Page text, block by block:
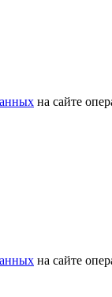
на сайте
на сайте